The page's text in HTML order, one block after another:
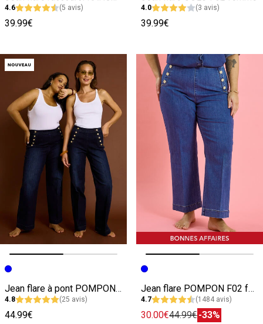
4.6 (5 avis)
39.99€
4.0 (3 avis)
39.99€
Image précédente
Image suivante
Jean flare à pont POMPON F02 femme
4.8 (25 avis)
44.99€
Image précédente
Image suivante
Jean flare POMPON F02 femme
4.7 (1484 avis)
30.00€44.99€-33%